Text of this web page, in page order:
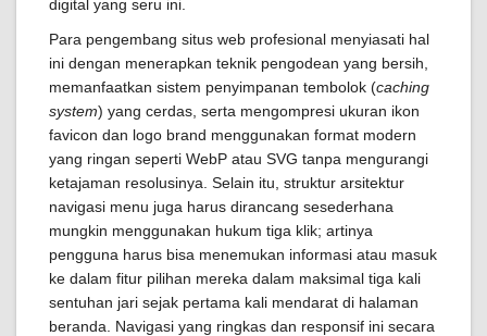
digital yang seru ini.
Para pengembang situs web profesional menyiasati hal
ini dengan menerapkan teknik pengodean yang bersih,
memanfaatkan sistem penyimpanan tembolok (caching
system) yang cerdas, serta mengompresi ukuran ikon
favicon dan logo brand menggunakan format modern
yang ringan seperti WebP atau SVG tanpa mengurangi
ketajaman resolusinya. Selain itu, struktur arsitektur
navigasi menu juga harus dirancang sesederhana
mungkin menggunakan hukum tiga klik; artinya
pengguna harus bisa menemukan informasi atau masuk
ke dalam fitur pilihan mereka dalam maksimal tiga kali
sentuhan jari sejak pertama kali mendarat di halaman
beranda. Navigasi yang ringkas dan responsif ini secara